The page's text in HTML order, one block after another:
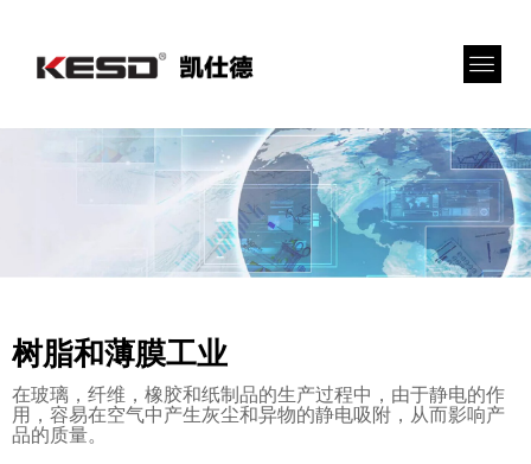
树脂和薄膜工业
在玻璃，纤维，橡胶和纸制品的生产过程中，由于静电的作
用，容易在空气中产生灰尘和异物的静电吸附，从而影响产
品的质量。